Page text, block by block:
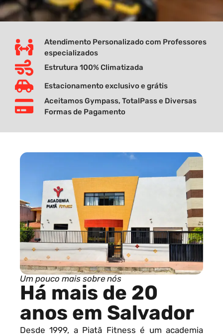
Atendimento Personalizado com Professores
especializados
Estrutura 100% Climatizada
Estacionamento exclusivo e grátis
Aceitamos Gympass, TotalPass e Diversas
Formas de Pagamento
Um pouco mais sobre nós
Há mais de 20
anos em Salvador
Desde 1999, a Piatã Fitness é um academia